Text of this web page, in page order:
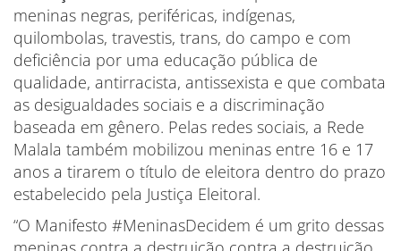
meninas negras, periféricas, indígenas,
quilombolas, travestis, trans, do campo e com
deficiência por uma educação pública de
qualidade, antirracista, antissexista e que combata
as desigualdades sociais e a discriminação
baseada em gênero. Pelas redes sociais, a Rede
Malala também mobilizou meninas entre 16 e 17
anos a tirarem o título de eleitora dentro do prazo
estabelecido pela Justiça Eleitoral.
“O Manifesto #MeninasDecidem é um grito dessas